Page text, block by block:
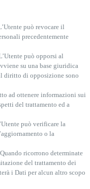
può revocare il
precedentemente
può opporsi al
su una base giuridica
diritto di opposizione sono
ad ottenere informazioni sui
del trattamento ed a
può verificare la
o la
Quando ricorrono determinate
del trattamento dei
i Dati per alcun altro scopo